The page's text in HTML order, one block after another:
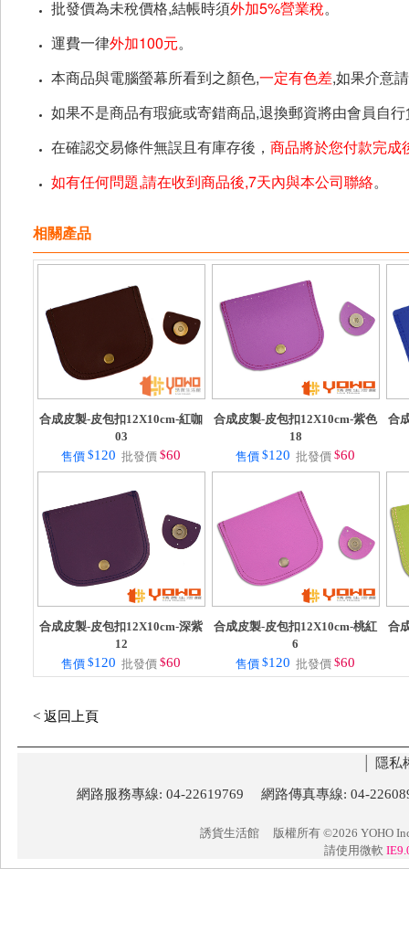
批發價為未稅價格,結帳時須外加5%營業稅。
運費一律外加100元。
本商品與電腦螢幕所看到之顏色,一定有色差,如果介意
如果不是商品有瑕疵或寄錯商品,退換郵資將由會員自行
在確認交易條件無誤且有庫存後， 商品將於您付款完成
如有任何問題,請在收到商品後,7天內與本公司聯絡。
相關產品
合成皮製-皮包扣12X10cm-紅咖
03
售價 $120 批發價 $60
合成皮製-皮包扣12X10cm-紫色
18
售價 $120 批發價 $60
合
合成皮製-皮包扣12X10cm-深紫
12
售價 $120 批發價 $60
合成皮製-皮包扣12X10cm-桃紅
6
售價 $120 批發價 $60
合
< 返回上頁
隱私
網路服務專線: 04-22619769 網路傳真專線: 04-
誘貨生活館
版權所有 ©2026 YOHO
請使用微軟